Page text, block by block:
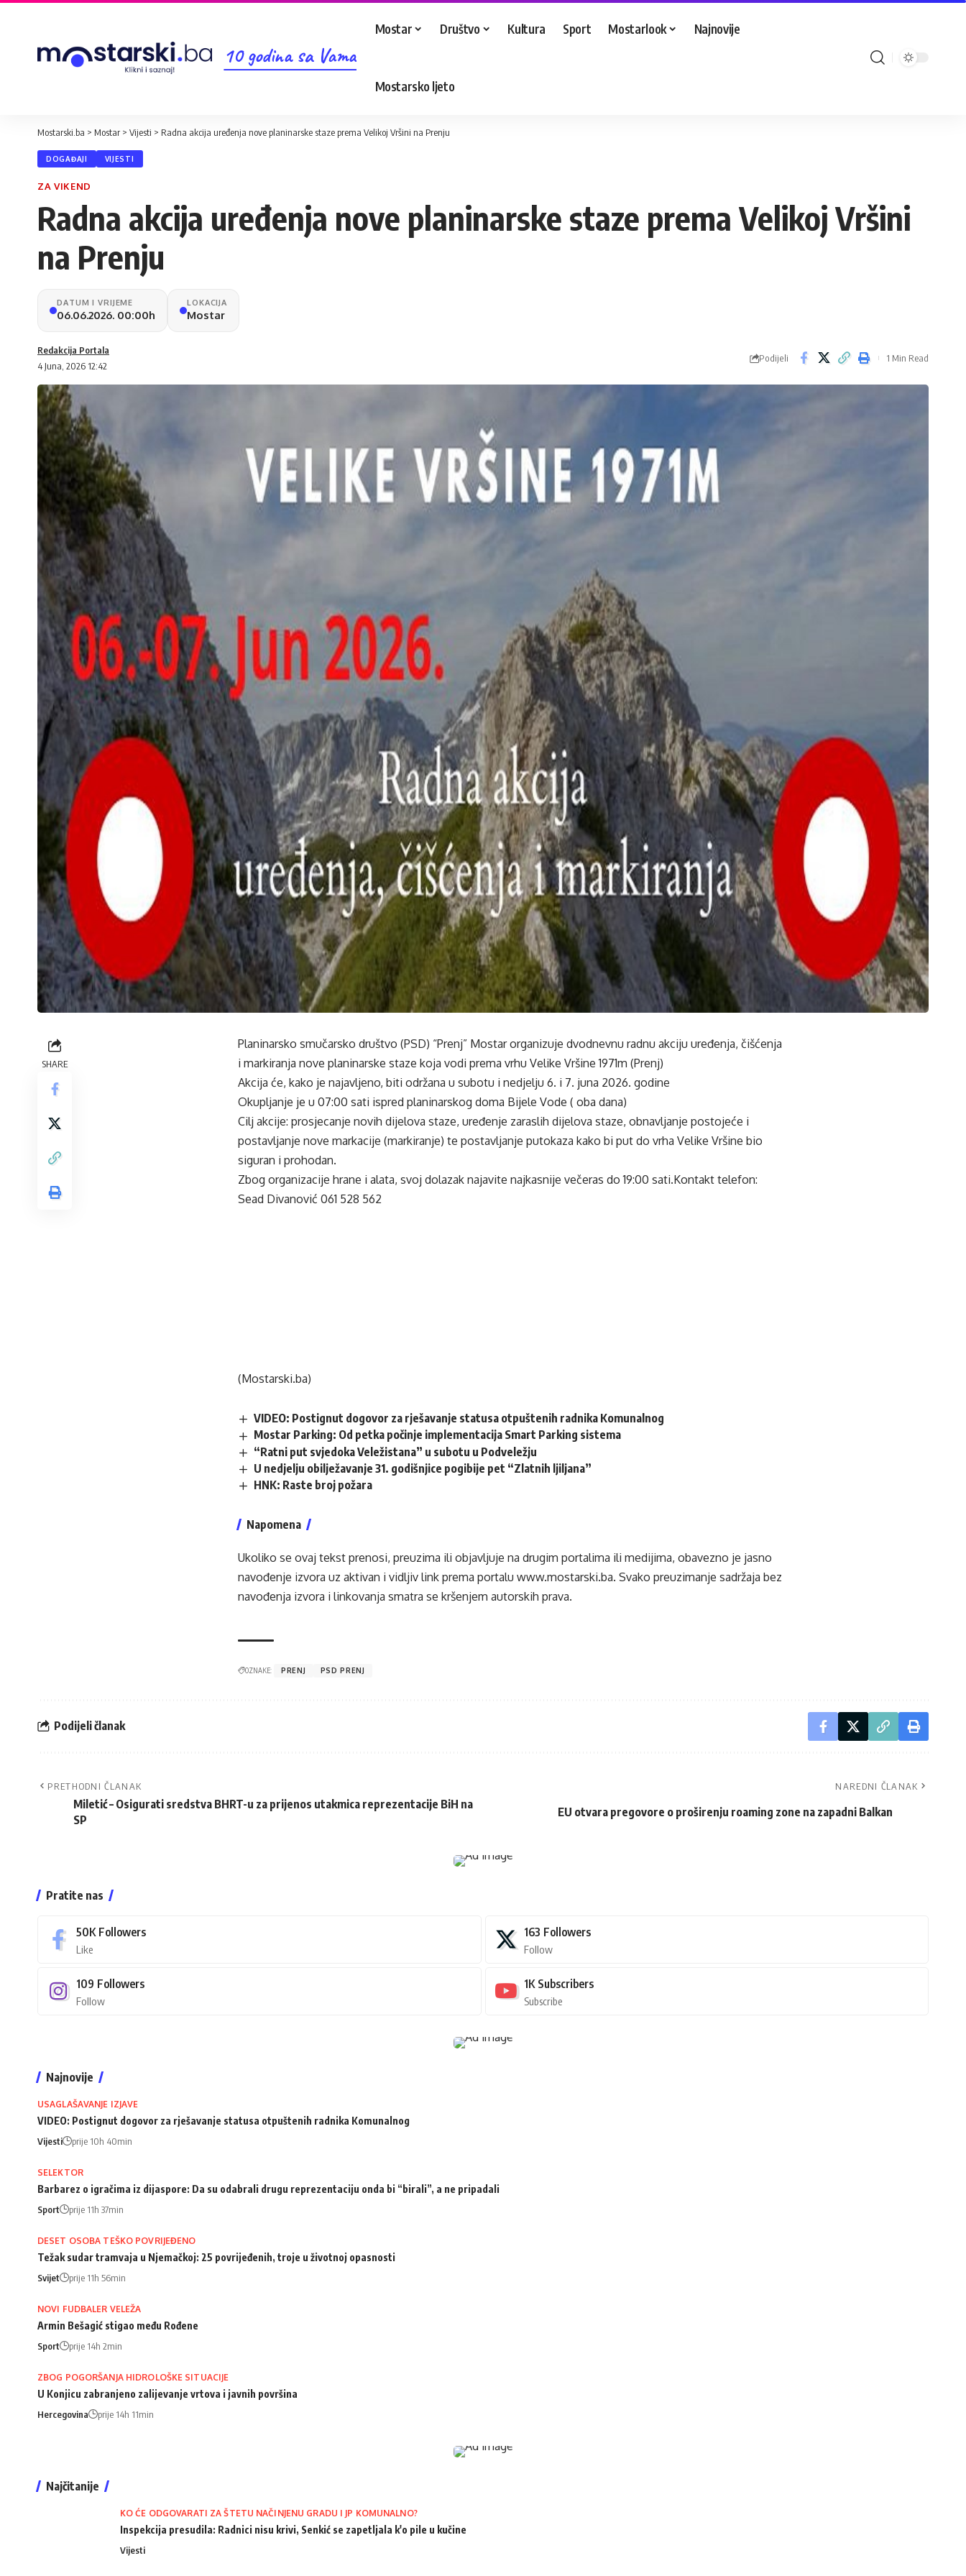
10 godina sa Vama
Mostar Društvo Kultura Sport Mostarlook Najnovije
Mostarsko ljeto
Mostarski.ba > Mostar > Vijesti > Radna akcija uređenja nove planinarske staze prema Velikoj Vršini na Prenju
DOGAĐAJI VIJESTI
ZA VIKEND
Radna akcija uređenja nove planinarske staze prema Velikoj Vršini
na Prenju
DATUM I VRIJEME
06.06.2026. 00:00h
LOKACIJA
Mostar
4 Juna, 2026 12:42
Redakcija Portala
Podijeli 1 Min Read
SHARE
Planinarsko smučarsko društvo (PSD) “Prenj” Mostar organizuje dvodnevnu radnu akciju uređenja, čišćenja
i markiranja nove planinarske staze koja vodi prema vrhu Velike Vršine 1971m (Prenj)
Akcija će, kako je najavljeno, biti održana u subotu i nedjelju 6. i 7. juna 2026. godine
Okupljanje je u 07:00 sati ispred planinarskog doma Bijele Vode ( oba dana)
Cilj akcije: prosjecanje novih dijelova staze, uređenje zaraslih dijelova staze, obnavljanje postojeće i
postavljanje nove markacije (markiranje) te postavljanje putokaza kako bi put do vrha Velike Vršine bio
siguran i prohodan.
Zbog organizacije hrane i alata, svoj dolazak najavite najkasnije večeras do 19:00 sati.Kontakt telefon:
Sead Divanović 061 528 562
(Mostarski.ba)
VIDEO: Postignut dogovor za rješavanje statusa otpuštenih radnika Komunalnog
Mostar Parking: Od petka počinje implementacija Smart Parking sistema
“Ratni put svjedoka Veležistana” u subotu u Podveležju
U nedjelju obilježavanje 31. godišnjice pogibije pet “Zlatnih ljiljana”
HNK: Raste broj požara
Napomena
Ukoliko se ovaj tekst prenosi, preuzima ili objavljuje na drugim portalima ili medijima, obavezno je jasno
navođenje izvora uz aktivan i vidljiv link prema portalu www.mostarski.ba. Svako preuzimanje sadržaja bez
navođenja izvora i linkovanja smatra se kršenjem autorskih prava.
OZNAKE: PRENJ PSD PRENJ
Podijeli članak
PRETHODNI ČLANAK
Miletić – Osigurati sredstva BHRT-u za prijenos utakmica reprezentacije BiH na
SP
NAREDNI ČLANAK
EU otvara pregovore o proširenju roaming zone na zapadni Balkan
Pratite nas
50K Followers
Like
163 Followers
Follow
109 Followers
Follow
1K Subscribers
Subscribe
Najnovije
USAGLAŠAVANJE IZJAVE
VIDEO: Postignut dogovor za rješavanje statusa otpuštenih radnika Komunalnog
Vijesti prije 10h 40min
SELEKTOR
Barbarez o igračima iz dijaspore: Da su odabrali drugu reprezentaciju onda bi “birali”, a ne pripadali
Sport prije 11h 37min
DESET OSOBA TEŠKO POVRIJEĐENO
Težak sudar tramvaja u Njemačkoj: 25 povrijeđenih, troje u životnoj opasnosti
Svijet prije 11h 56min
NOVI FUDBALER VELEŽA
Armin Bešagić stigao među Rođene
Sport prije 14h 2min
ZBOG POGORŠANJA HIDROLOŠKE SITUACIJE
U Konjicu zabranjeno zalijevanje vrtova i javnih površina
Hercegovina prije 14h 11min
Najčitanije
KO ĆE ODGOVARATI ZA ŠTETU NAČINJENU GRADU I JP KOMUNALNO?
Inspekcija presudila: Radnici nisu krivi, Senkić se zapetljala k'o pile u kučine
Vijesti